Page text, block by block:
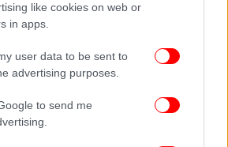
like cookies on web or
in apps.
user data to be sent to
advertising purposes.
to send me
την εναλλαγή ώρας το 2016
μόνιμα τη θερινή ώρα καθ’ όλη τη